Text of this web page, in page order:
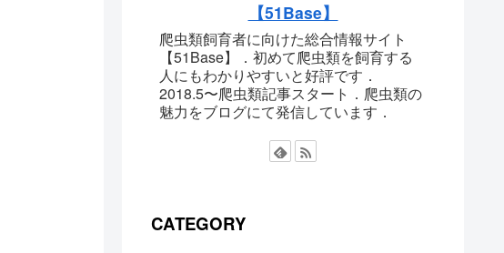
【51Base】
爬虫類飼育者に向けた総合情報サイト
【51Base】．初めて爬虫類を飼育する
人にもわかりやすいと好評です．
2018.5〜爬虫類記事スタート．爬虫類の
魅力をブログにて発信しています．
CATEGORY